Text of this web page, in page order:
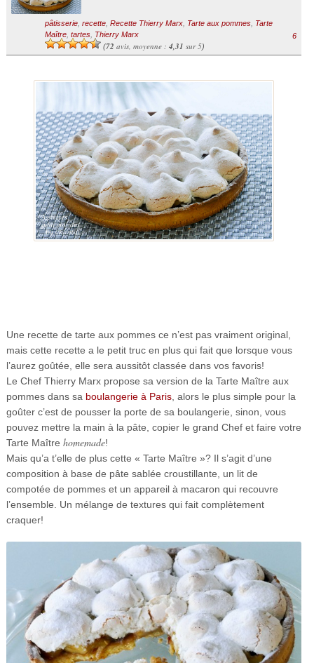
pâtisserie, recette, Recette Thierry Marx, Tarte aux pommes, Tarte
Maître, tartes, Thierry Marx
(72 avis, moyenne : 4,31 sur 5)
6
Une recette de tarte aux pommes ce n’est pas vraiment original,
mais cette recette a le petit truc en plus qui fait que lorsque vous
l’aurez goûtée, elle sera aussitôt classée dans vos favoris!
Le Chef Thierry Marx propose sa version de la Tarte Maître aux
pommes dans sa boulangerie à Paris, alors le plus simple pour la
goûter c’est de pousser la porte de sa boulangerie, sinon, vous
pouvez mettre la main à la pâte, copier le grand Chef et faire votre
Tarte Maître homemade!
Mais qu’a t’elle de plus cette « Tarte Maître »? Il s’agit d’une
composition à base de pâte sablée croustillante, un lit de
compotée de pommes et un appareil à macaron qui recouvre
l’ensemble. Un mélange de textures qui fait complètement
craquer!